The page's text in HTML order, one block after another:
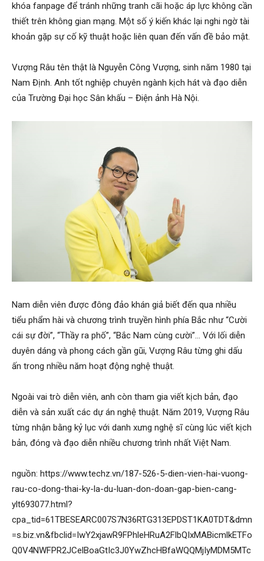
khóa fanpage để tránh những tranh cãi hoặc áp lực không cần
thiết trên không gian mạng. Một số ý kiến khác lại nghi ngờ tài
khoản gặp sự cố kỹ thuật hoặc liên quan đến vấn đề bảo mật.
Vượng Râu tên thật là Nguyễn Công Vượng, sinh năm 1980 tại
Nam Định. Anh tốt nghiệp chuyên ngành kịch hát và đạo diễn
của Trường Đại học Sân khấu – Điện ảnh Hà Nội.
Nam diễn viên được đông đảo khán giả biết đến qua nhiều
tiểu phẩm hài và chương trình truyền hình phía Bắc như “Cười
cái sự đời”, “Thầy ra phố”, “Bắc Nam cùng cười”… Với lối diễn
duyên dáng và phong cách gần gũi, Vượng Râu từng ghi dấu
ấn trong nhiều năm hoạt động nghệ thuật.
Ngoài vai trò diễn viên, anh còn tham gia viết kịch bản, đạo
diễn và sản xuất các dự án nghệ thuật. Năm 2019, Vượng Râu
từng nhận bằng kỷ lục với danh xưng nghệ sĩ cùng lúc viết kịch
bản, đóng và đạo diễn nhiều chương trình nhất Việt Nam.
nguồn: https://www.techz.vn/187-526-5-dien-vien-hai-vuong-
rau-co-dong-thai-ky-la-du-luan-don-doan-gap-bien-cang-
ylt693077.html?
cpa_tid=61TBESEARC007S7N36RTG313EPDST1KA0TDT&dmn
=s.biz.vn&fbclid=IwY2xjawR9FPhleHRuA2FlbQIxMABicmlkETFo
Q0V4NWFPR2JCelBoaGtIc3J0YwZhcHBfaWQQMjIyMDM5MTc